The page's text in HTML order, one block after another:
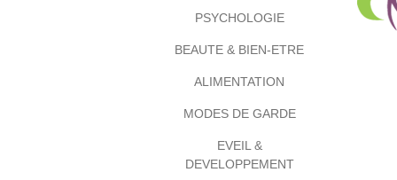
PSYCHOLOGIE
BEAUTE & BIEN-ETRE
ALIMENTATION
MODES DE GARDE
EVEIL &
DEVELOPPEMENT